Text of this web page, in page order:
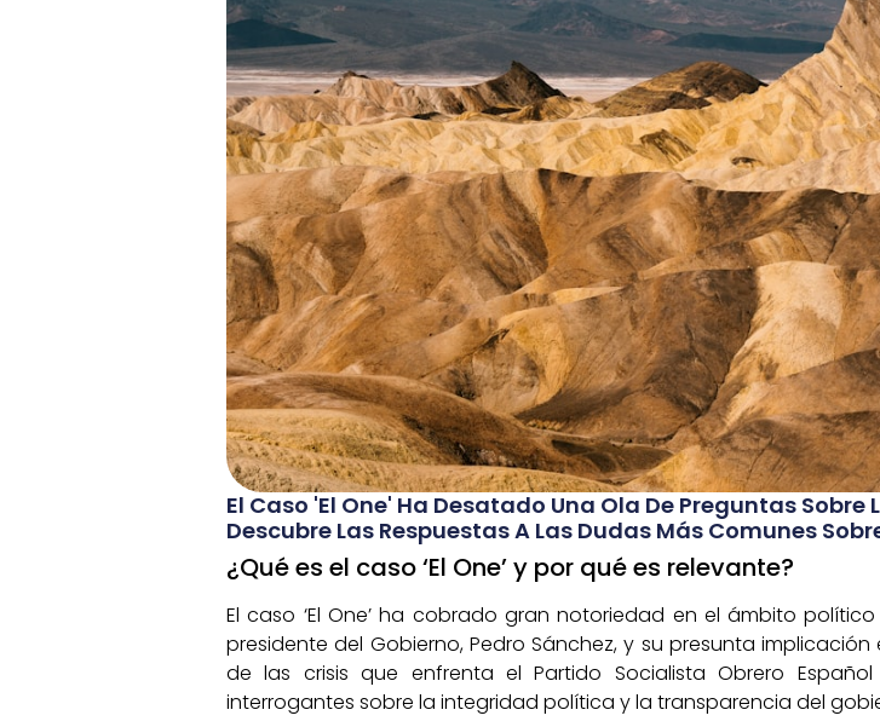
El Caso 'El One' Ha Desatado Una Ola De Preguntas Sobre
Descubre Las Respuestas A Las Dudas Más Comunes
¿Qué es el caso ‘El One’ y por qué es relevante?
El caso ‘El One’ ha cobrado gran notoriedad en el ámbito
presidente del Gobierno, Pedro Sánchez, y su presunta
de las crisis que enfrenta el Partido Socialista Obrero
interrogantes sobre la integridad política y la transparencia del